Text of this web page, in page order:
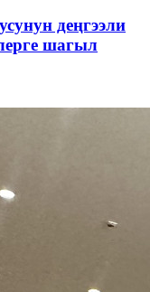
деңгээли
шагыл